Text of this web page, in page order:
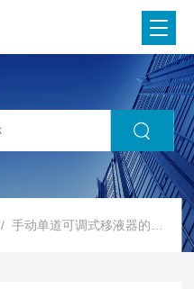
/ 手动单道可调式移液器的四种移液模式